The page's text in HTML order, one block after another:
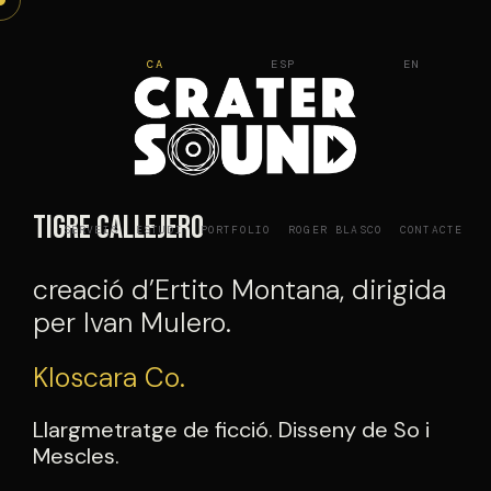
Vés
SERVEIS ESTUDI PORTFOLIO ROGER BLASCO CONTACTE
CA ESP EN
Tigre Callejero
creació d’Ertito Montana, dirigida
per Ivan Mulero.
Kloscara Co.
Llargmetratge de ficció. Disseny de So i
Mescles.